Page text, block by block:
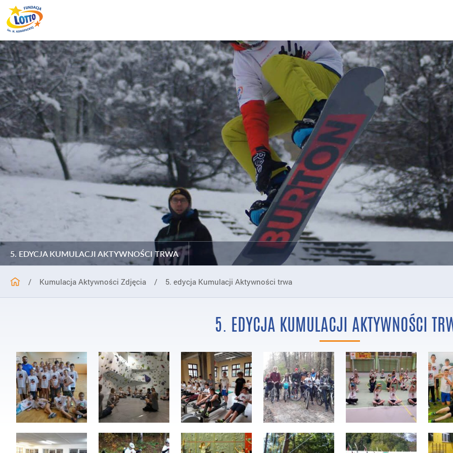
5. EDYCJA KUMULACJI AKTYWNOŚCI TRWA
/ Kumulacja Aktywności Zdjęcia / 5. edycja Kumulacji Aktywności trwa
5. EDYCJA KUMULACJI AKTYWNOŚCI